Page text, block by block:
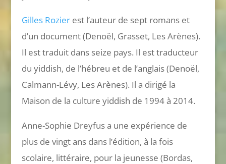
Gilles Rozierest l’auteur de sept romans et
d’un document (Denoël, Grasset, Les Arènes).
Il est traduit dans seize pays. Il est traducteur
du yiddish, de l’hébreu et de l’anglais (Denoël,
Calmann-Lévy, Les Arènes). Il a dirigé la
Maison de la culture yiddish de 1994 à 2014.
Anne-Sophie Dreyfus a une expérience de
plus de vingt ans dans l’édition, à la fois
scolaire, littéraire, pour la jeunesse (Bordas,